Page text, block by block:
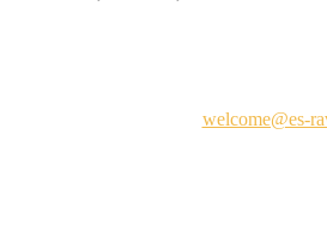
welcome@es-